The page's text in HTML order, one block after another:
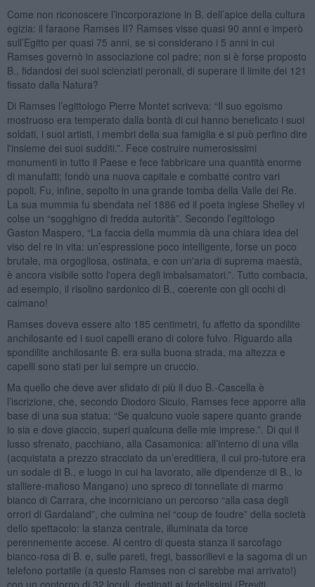
Come non riconoscere l’incorporazione in B. dell’apice della cultura
egizia: il faraone Ramses II? Ramses visse quasi 90 anni e imperò
sull’Egitto per quasi 75 anni, se si considerano i 5 anni in cui
Ramses governò in associazione col padre; non si è forse proposto
B., fidandosi dei suoi scienziati peronali, di superare il limite dei 121
fissato dalla Natura?
Di Ramses l’egittologo Pierre Montet scriveva: “Il suo egoismo
mostruoso era temperato dalla bontà di cui hanno beneficato i suoi
soldati, i suoi artisti, i membri della sua famiglia e si può perfino dire
l'insieme dei suoi sudditi.”. Fece costruire numerosissimi
monumenti in tutto il Paese e fece fabbricare una quantità enorme
di manufatti; fondò una nuova capitale e combatté contro vari
popoli. Fu, infine, sepolto in una grande tomba della Valle dei Re.
La sua mummia fu sbendata nel 1886 ed il poeta inglese Shelley vi
colse un “sogghigno di fredda autorità”. Secondo l’egittologo
Gaston Maspero, “La faccia della mummia dà una chiara idea del
viso del re in vita: un’espressione poco intelligente, forse un poco
brutale, ma orgogliosa, ostinata, e con un'aria di suprema maestà,
è ancora visibile sotto l'opera degli imbalsamatori.”. Tutto combacia,
ad esempio, il risolino sardonico di B., coerente con gli occhi di
caimano!
Ramses doveva essere alto 185 centimetri, fu affetto da spondilite
anchilosante ed i suoi capelli erano di colore fulvo. Riguardo alla
spondilite anchilosante B. era sulla buona strada, ma altezza e
capelli sono stati per lui sempre un cruccio.
Ma quello che deve aver sfidato di più il duo B.-Cascella è
l’iscrizione, che, secondo Diodoro Siculo, Ramses fece apporre alla
base di una sua statua: “Se qualcuno vuole sapere quanto grande
io sia e dove giaccio, superi qualcuna delle mie imprese.”. Di qui il
lusso sfrenato, pacchiano, alla Casamonica: all’interno di una villa
(acquistata a prezzo stracciato da un’ereditiera, il cui pro-tutore era
un sodale di B., e luogo in cui ha lavorato, alle dipendenze di B., lo
stalliere-mafioso Mangano) uno spreco di tonnellate di marmo
bianco di Carrara, che incorniciano un percorso “alla casa degli
orrori di Gardaland”, che culmina nel “coup de foudre” della società
dello spettacolo: la stanza centrale, illuminata da torce
perennemente accese. Al centro di questa stanza il sarcofago
bianco-rosa di B. e, sulle pareti, fregi, bassorilievi e la sagoma di un
telefono portatile (a questo Ramses non ci sarebbe mai arrivato!)
con un contorno di 32 loculi, destinati ai fedelissimi (Previti,